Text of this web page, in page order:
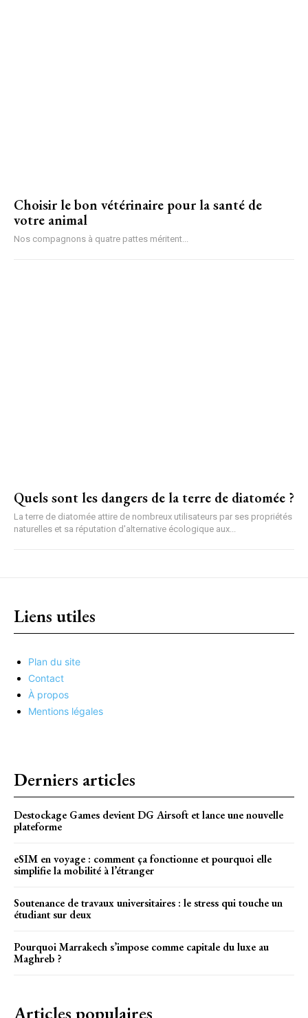
Choisir le bon vétérinaire pour la santé de
votre animal
Nos compagnons à quatre pattes méritent...
Quels sont les dangers de la terre de diatomée ?
La terre de diatomée attire de nombreux utilisateurs par ses propriétés
naturelles et sa réputation d'alternative écologique aux...
Liens utiles
Plan du site
Contact
À propos
Mentions légales
Derniers articles
Destockage Games devient DG Airsoft et lance une nouvelle
plateforme
eSIM en voyage : comment ça fonctionne et pourquoi elle
simplifie la mobilité à l’étranger
Soutenance de travaux universitaires : le stress qui touche un
étudiant sur deux
Pourquoi Marrakech s’impose comme capitale du luxe au
Maghreb ?
Articles populaires